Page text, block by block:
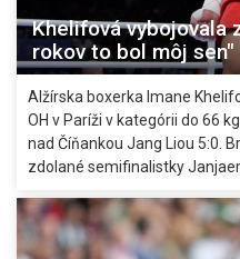
Khelifová vybojovala
rokov to bol môj sen"
Alžírska boxerka Imane
OH v Paríži v kategórii do 66
nad Číňankou Jang Liou 5:0.
zdolané semifinalistky